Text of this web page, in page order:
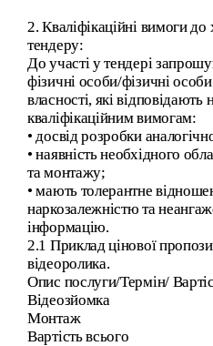
2. Кваліфікаційні вимоги
тендеру:
До участі у тендері
фізичні особи/фізичні
власності, які відповідають
кваліфікаційним вимогам:
• досвід розробки
• наявність необхідного
та монтажу;
• мають толерантне
наркозалежністю та
інформацію.
2.1 Приклад цінової
відеоролика.
Опис послуги/Термін/
Відеозйомка
Монтаж
Вартість всього